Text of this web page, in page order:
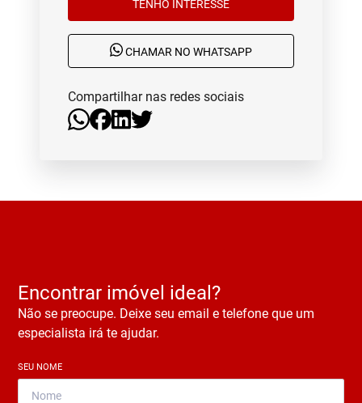
TENHO INTERESSE
CHAMAR NO WHATSAPP
Compartilhar nas redes sociais
Encontrar imóvel ideal?
Não se preocupe. Deixe seu email e telefone que um
especialista irá te ajudar.
SEU NOME